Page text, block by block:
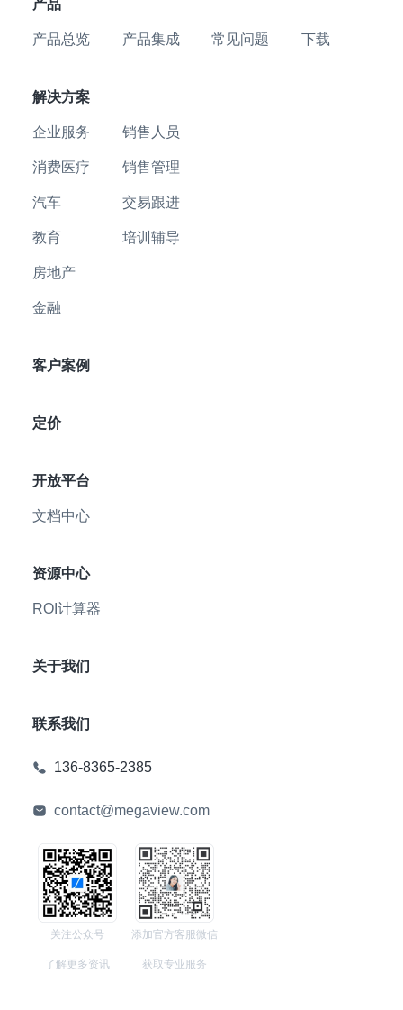
产品
产品总览 产品集成 常见问题 下载
解决方案
企业服务
消费医疗
汽车
教育
房地产
金融
销售人员
销售管理
交易跟进
培训辅导
客户案例
定价
开放平台
文档中心
资源中心
ROI计算器
关于我们
联系我们
136-8365-2385
contact@megaview.com
关注公众号
了解更多资讯
添加官方客服微信
获取专业服务